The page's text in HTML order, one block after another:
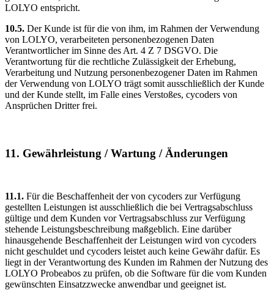
LOLYO entspricht.
10.5. Der Kunde ist für die von ihm, im Rahmen der Verwendung
von LOLYO, verarbeiteten personenbezogenen Daten
Verantwortlicher im Sinne des Art. 4 Z 7 DSGVO. Die
Verantwortung für die rechtliche Zulässigkeit der Erhebung,
Verarbeitung und Nutzung personenbezogener Daten im Rahmen
der Verwendung von LOLYO trägt somit ausschließlich der Kunde
und der Kunde stellt, im Falle eines Verstoßes, cycoders von
Ansprüchen Dritter frei.
11. Gewährleistung / Wartung / Änderungen
11.1. Für die Beschaffenheit der von cycoders zur Verfügung
gestellten Leistungen ist ausschließlich die bei Vertragsabschluss
gültige und dem Kunden vor Vertragsabschluss zur Verfügung
stehende Leistungsbeschreibung maßgeblich. Eine darüber
hinausgehende Beschaffenheit der Leistungen wird von cycoders
nicht geschuldet und cycoders leistet auch keine Gewähr dafür. Es
liegt in der Verantwortung des Kunden im Rahmen der Nutzung des
LOLYO Probeabos zu prüfen, ob die Software für die vom Kunden
gewünschten Einsatzzwecke anwendbar und geeignet ist.